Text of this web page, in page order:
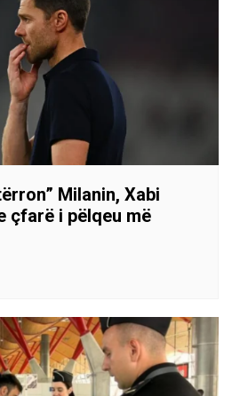
Milanin, Xabi
çfarë i pëlqeu më